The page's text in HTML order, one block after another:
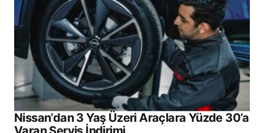
Nissan’dan 3 Yaş Üzeri Araçlara Yüzde 30’a